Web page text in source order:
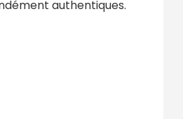
authentiques.